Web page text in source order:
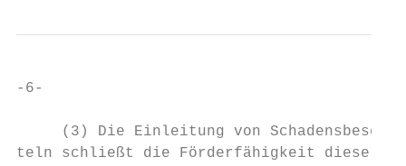
-6-
(3) Die Einleitung von
teln schließt die Förderfähigkeit dieser